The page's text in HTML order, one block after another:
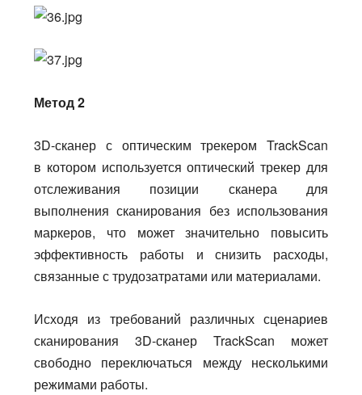
Метод 2
3D-сканер с оптическим трекером TrackScan
в котором используется оптический трекер для
отслеживания позиции сканера для
выполнения сканирования без использования
маркеров, что может значительно повысить
эффективность работы и снизить расходы,
связанные с трудозатратами или материалами.
Исходя из требований различных сценариев
сканирования 3D-сканер TrackScan может
свободно переключаться между несколькими
режимами работы.